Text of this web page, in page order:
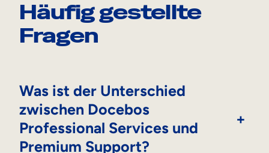
Häufig gestellte
Fragen
Was ist der Unterschied
zwischen Docebos
Professional Services und
Premium Support?
+